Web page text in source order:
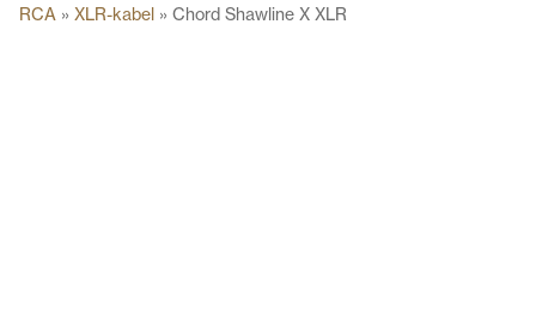
RCA » XLR-kabel » Chord Shawline X XLR